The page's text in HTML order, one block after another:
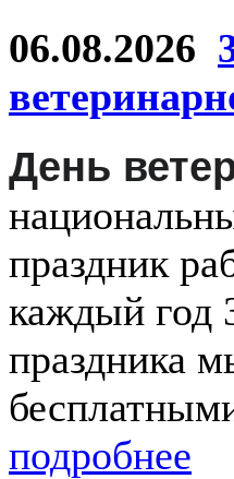
06.08.2026
День
праздник
каждый год
праздника
подробнее